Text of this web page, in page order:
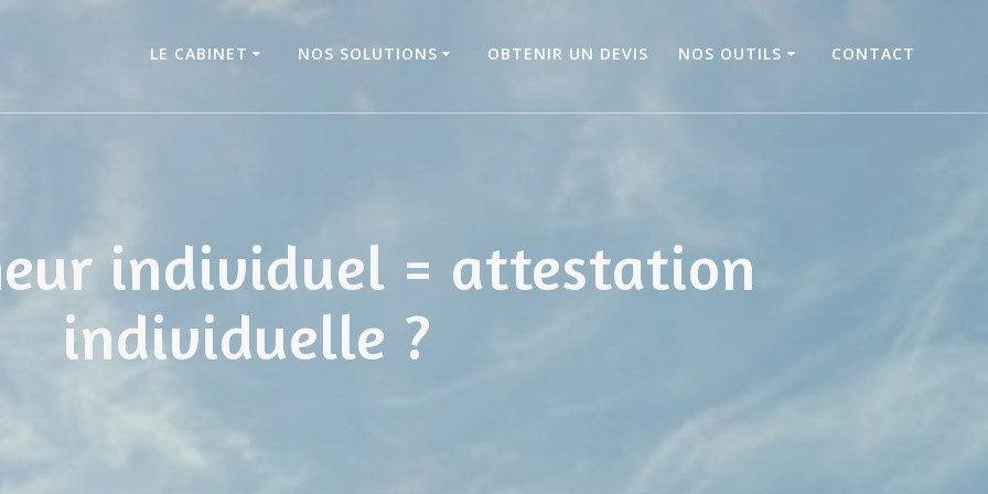
LE CABINET NOS SOLUTIONS OBTENIR UN DEVIS NOS OUTILS CONTACT
individuel = attestation
individuelle ?